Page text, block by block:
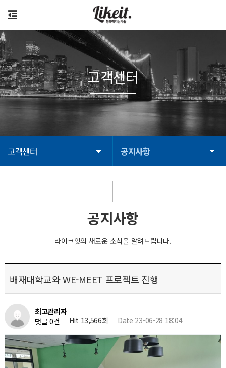
고객센터 공지사항
고객센터
공지사항
라이크잇의 새로운 소식을 알려드립니다.
배재대학교와 WE-MEET 프로젝트 진행
최고관리자
댓글 0건
Hit 13,566회 Date 23-06-28 18:04